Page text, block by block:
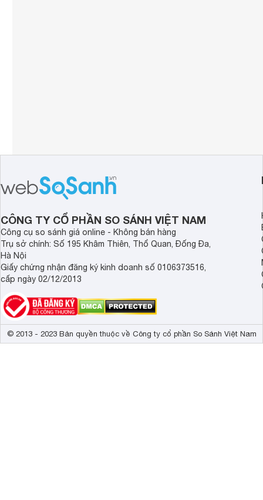
CÔNG TY CỔ PHẦN SO SÁNH VIỆT NAM
Công cụ so sánh giá online - Không bán hàng
Trụ sở chính: Số 195 Khâm Thiên, Thổ Quan, Đống Đa,
Hà Nội
Giấy chứng nhận đăng ký kinh doanh số 0106373516,
cấp ngày 02/12/2013
© 2013 - 2023 Bản quyền thuộc về Công ty cổ phần So Sánh Việt Nam